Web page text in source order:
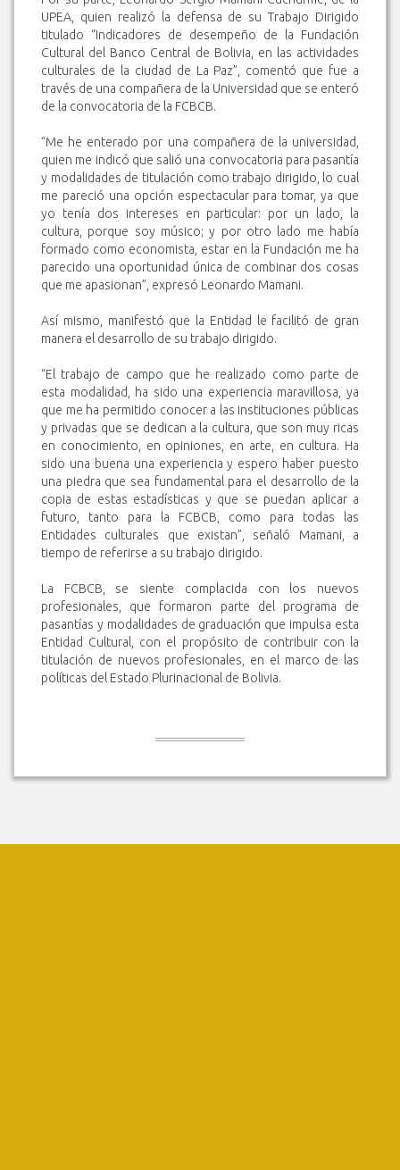
UPEA, quien realizó la defensa de su Trabajo Dirigido
titulado “Indicadores de desempeño de la Fundación
Cultural del Banco Central de Bolivia, en las actividades
culturales de la ciudad de La Paz”, comentó que fue a
través de una compañera de la Universidad que se enteró
de la convocatoria de la FCBCB.
“Me he enterado por una compañera de la universidad,
quien me indicó que salió una convocatoria para pasantía
y modalidades de titulación como trabajo dirigido, lo cual
me pareció una opción espectacular para tomar, ya que
yo tenía dos intereses en particular: por un lado, la
cultura, porque soy músico; y por otro lado me había
formado como economista, estar en la Fundación me ha
parecido una oportunidad única de combinar dos cosas
que me apasionan”, expresó Leonardo Mamani.
Así mismo, manifestó que la Entidad le facilitó de gran
manera el desarrollo de su trabajo dirigido.
“El trabajo de campo que he realizado como parte de
esta modalidad, ha sido una experiencia maravillosa, ya
que me ha permitido conocer a las instituciones públicas
y privadas que se dedican a la cultura, que son muy ricas
en conocimiento, en opiniones, en arte, en cultura. Ha
sido una buena una experiencia y espero haber puesto
una piedra que sea fundamental para el desarrollo de la
copia de estas estadísticas y que se puedan aplicar a
futuro, tanto para la FCBCB, como para todas las
Entidades culturales que existan”, señaló Mamani, a
tiempo de referirse a su trabajo dirigido.
La FCBCB, se siente complacida con los nuevos
profesionales, que formaron parte del programa de
pasantías y modalidades de graduación que impulsa esta
Entidad Cultural, con el propósito de contribuir con la
titulación de nuevos profesionales, en el marco de las
políticas del Estado Plurinacional de Bolivia.